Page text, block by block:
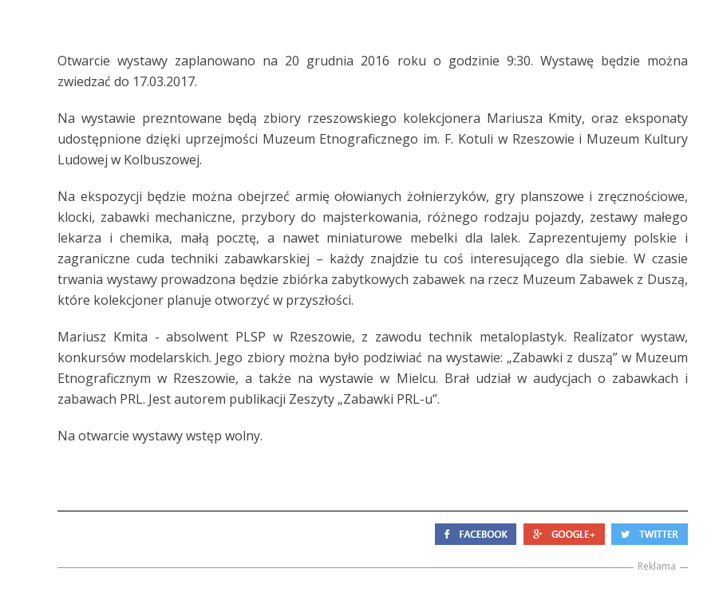
Otwarcie wystawy zaplanowano na 20 grudnia 2016 roku o godzinie 9:30. Wystawę będzie można
zwiedzać do 17.03.2017.
Na wystawie prezntowane będą zbiory rzeszowskiego kolekcjonera Mariusza Kmity, oraz eksponaty
udostępnione dzięki uprzejmości Muzeum Etnograficznego im. F. Kotuli w Rzeszowie i Muzeum Kultury
Ludowej w Kolbuszowej.
Na ekspozycji będzie można obejrzeć armię ołowianych żołnierzyków, gry planszowe i zręcznościowe,
klocki, zabawki mechaniczne, przybory do majsterkowania, różnego rodzaju pojazdy, zestawy małego
lekarza i chemika, małą pocztę, a nawet miniaturowe mebelki dla lalek. Zaprezentujemy polskie i
zagraniczne cuda techniki zabawkarskiej – każdy znajdzie tu coś interesującego dla siebie. W czasie
trwania wystawy prowadzona będzie zbiórka zabytkowych zabawek na rzecz Muzeum Zabawek z Duszą,
które kolekcjoner planuje otworzyć w przyszłości.
Mariusz Kmita - absolwent PLSP w Rzeszowie, z zawodu technik metaloplastyk. Realizator wystaw,
konkursów modelarskich. Jego zbiory można było podziwiać na wystawie: „Zabawki z duszą” w Muzeum
Etnograficznym w Rzeszowie, a także na wystawie w Mielcu. Brał udział w audycjach o zabawkach i
zabawach PRL. Jest autorem publikacji Zeszyty „Zabawki PRL-u”.
Na otwarcie wystawy wstęp wolny.
Reklama